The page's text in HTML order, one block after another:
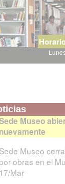
Museo
nuevamente
Sede Museo
por obras en el
17/Mar